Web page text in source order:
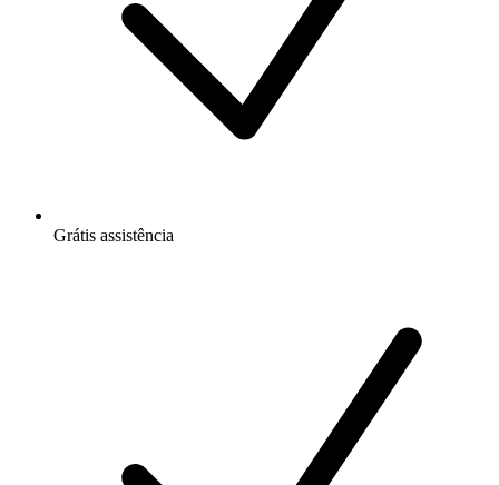
Grátis assistência